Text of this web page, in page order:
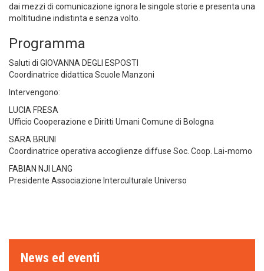
dai mezzi di comunicazione ignora le singole storie e presenta una
moltitudine indistinta e senza volto.
Programma
Saluti di GIOVANNA DEGLI ESPOSTI
Coordinatrice didattica Scuole Manzoni
Intervengono:
LUCIA FRESA
Ufficio Cooperazione e Diritti Umani Comune di Bologna
SARA BRUNI
Coordinatrice operativa accoglienze diffuse Soc. Coop. Lai-momo
FABIAN NJI LANG
Presidente Associazione Interculturale Universo
News ed eventi